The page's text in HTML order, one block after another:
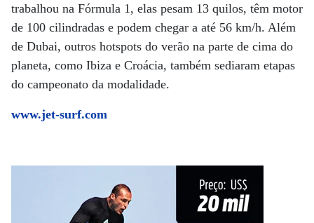
trabalhou na Fórmula 1, elas pesam 13 quilos, têm motor
de 100 cilindradas e podem chegar a até 56 km/h. Além
de Dubai, outros hotspots do verão na parte de cima do
planeta, como Ibiza e Croácia, também sediaram etapas
do campeonato da modalidade.
www.jet-surf.com